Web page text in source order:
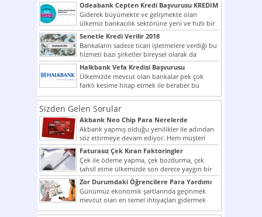
Odeabank Cepten Kredi Başvurusu KREDIM
8444
Giderek büyümekte ve gelişmekte olan
ülkemiz bankacılık sektörüne yeni ve hızlı bir
giriş yapmış olan...
Senetle Kredi Verilir 2018
Bankaların sadece ticari işletmelere verdiği bu
hizmeti bazı şirketler bireysel olarak da
vermektedir. Senetle kredi...
Halkbank Vefa Kredisi Başvurusu
Ülkemizde mevcut olan bankalar pek çok
farklı kesime hitap etmek ile beraber bu
noktada son...
Sizden Gelen Sorular
Akbank Neo Chip Para Nerelerde
Kullanılır?
Akbank yapmış olduğu yenilikler ile adından
söz ettirmeye devam ediyor. Hem müşteri
potansiyelini arttırmak hem...
Faturasız Çek Kıran Faktoringler
Çek ile ödeme yapma, çek bozdurma, çek
tahsil etme ülkemizde son derece yaygın bir
şekilde...
Zor Durumdaki Öğrencilere Para Yardımı
Günümüz ekonomik şartlarında geçinmek
mevcut olan en temel ihtiyaçları gidermek
dahi son derece zor olmak...